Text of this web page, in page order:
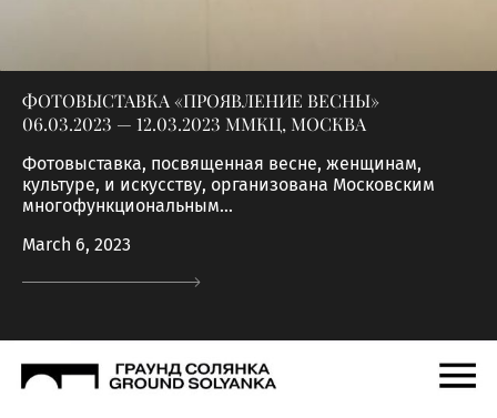
ФОТОВЫСТАВКА «ПРОЯВЛЕНИЕ ВЕСНЫ»
06.03.2023 — 12.03.2023 ММКЦ, МОСКВА
Фотовыставка, посвященная весне, женщинам,
культуре, и искусству, организована Московским
многофункциональным...
March 6, 2023